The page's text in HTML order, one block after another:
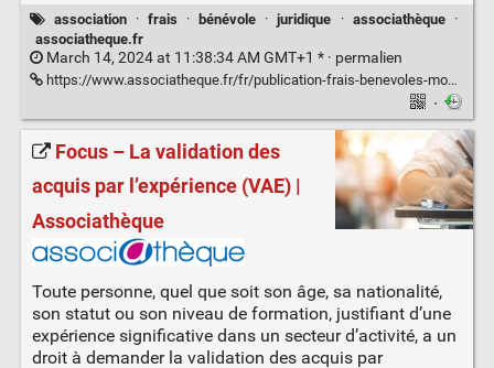
association · frais · bénévole · juridique · associathèque
·
associatheque.fr
March 14, 2024 at 11:38:34 AM GMT+1 * · permalien
https://www.associatheque.fr/fr/publication-frais-benevoles-mode-emploi.html
·
Focus – La validation des
acquis par l’expérience (VAE) |
Associathèque
Toute personne, quel que soit son âge, sa nationalité,
son statut ou son niveau de formation, justifiant d’une
expérience significative dans un secteur d’activité, a un
droit à demander la validation des acquis par